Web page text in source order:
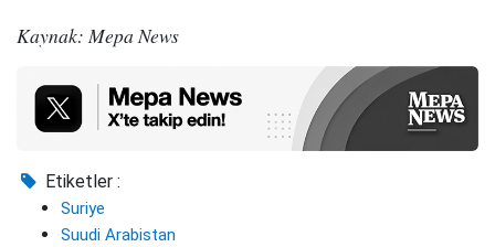
Kaynak: Mepa News
Etiketler :
Suriye
Suudi Arabistan